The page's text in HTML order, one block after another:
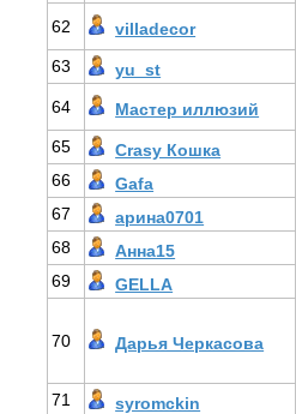
62 villadecor
63 yu_st
64 Мастер иллюзий
65 Crasy Кошка
66
Gafa
67
арина0701
68
Анна15
69
GELLA
70 Дарья Черкасова
71 syromckin